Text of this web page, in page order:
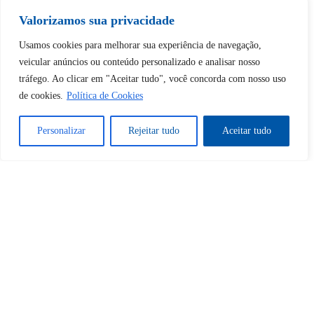
Valorizamos sua privacidade
Usamos cookies para melhorar sua experiência de navegação,
veicular anúncios ou conteúdo personalizado e analisar nosso
tráfego. Ao clicar em "Aceitar tudo", você concorda com nosso uso
de cookies. Política de Cookies
Personalizar Rejeitar tudo Aceitar tudo
Tem certeza de que deseja
desbloquear esta publicação?
Desbloquear esquerda : 0